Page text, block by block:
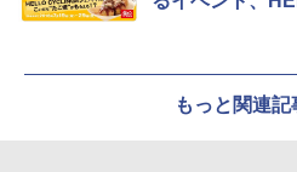
もっと関連記